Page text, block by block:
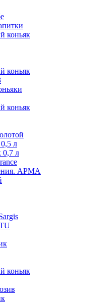
коньяк
коньяк
коньяк
л
0,7 л
АРМА
коньяк